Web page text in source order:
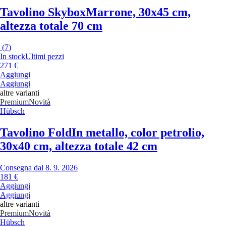
Tavolino SkyboxMarrone, 30x45 cm,
altezza totale 70 cm
(7)
In stockUltimi pezzi
271 €
Aggiungi
Aggiungi
altre varianti
PremiumNovità
Hübsch
Tavolino FoldIn metallo, color petrolio,
30x40 cm, altezza totale 42 cm
Consegna dal 8. 9. 2026
181 €
Aggiungi
Aggiungi
altre varianti
PremiumNovità
Hübsch